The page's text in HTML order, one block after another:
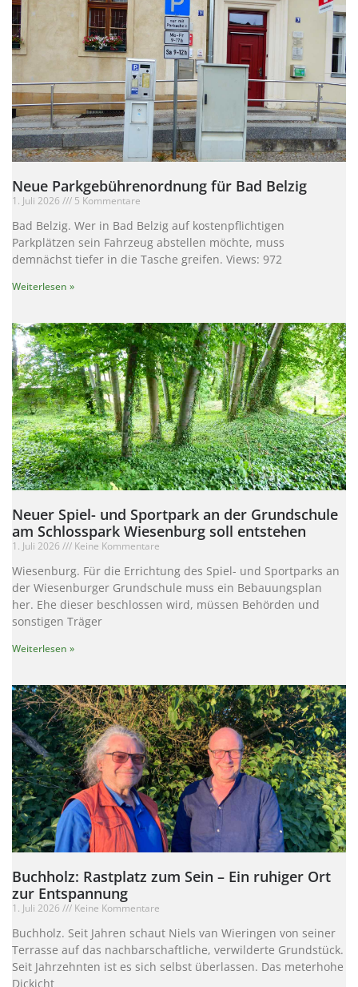
Neue Parkgebührenordnung für Bad Belzig
1. Juli 2026 5 Kommentare
Bad Belzig. Wer in Bad Belzig auf kostenpflichtigen
Parkplätzen sein Fahrzeug abstellen möchte, muss
demnächst tiefer in die Tasche greifen. Views: 972
Weiterlesen »
Neuer Spiel- und Sportpark an der Grundschule
am Schlosspark Wiesenburg soll entstehen
1. Juli 2026 Keine Kommentare
Wiesenburg. Für die Errichtung des Spiel- und Sportparks an
der Wiesenburger Grundschule muss ein Bebauungsplan
her. Ehe dieser beschlossen wird, müssen Behörden und
sonstigen Träger
Weiterlesen »
Buchholz: Rastplatz zum Sein – Ein ruhiger Ort
zur Entspannung
1. Juli 2026 Keine Kommentare
Buchholz. Seit Jahren schaut Niels van Wieringen von seiner
Terrasse auf das nachbarschaftliche, verwilderte Grundstück.
Seit Jahrzehnten ist es sich selbst überlassen. Das meterhohe
Dickicht